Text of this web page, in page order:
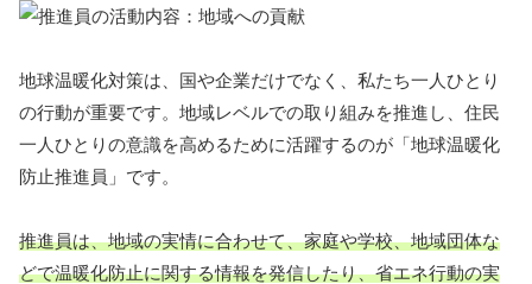
地球温暖化対策は、国や企業だけでなく、私たち一人ひとり
の行動が重要です。地域レベルでの取り組みを推進し、住民
一人ひとりの意識を高めるために活躍するのが「地球温暖化
防止推進員」です。
推進員は、地域の実情に合わせて、家庭や学校、地域団体な
どで温暖化防止に関する情報を発信したり、省エネ行動の実